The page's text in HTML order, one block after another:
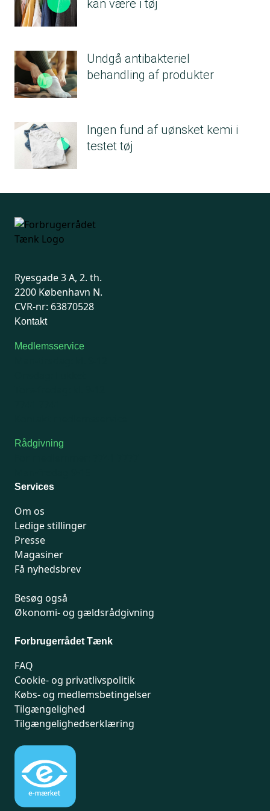
kan være i tøj
Undgå antibakteriel
behandling af produkter
Ingen fund af uønsket kemi i
testet tøj
Ryesgade 3 A, 2. th.
2200 København N.
CVR-nr: 63870528
Kontakt
Medlemsservice
Rådgivning
Services
Om os
Ledige stillinger
Presse
Magasiner
Få nyhedsbrev
Besøg også
Økonomi- og gældsrådgivning
Forbrugerrådet Tænk
FAQ
Cookie- og privatlivspolitik
Købs- og medlemsbetingelser
Tilgængelighed
Tilgængelighedserklæring